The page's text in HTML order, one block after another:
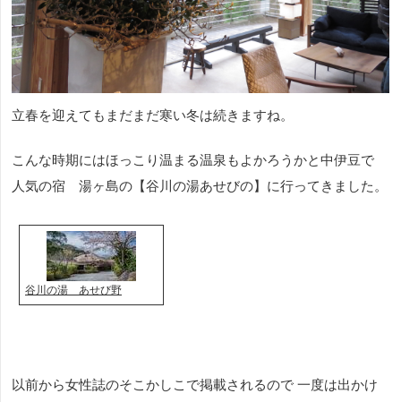
立春を迎えてもまだまだ寒い冬は続きますね。
こんな時期にはほっこり温まる温泉もよかろうかと中伊豆で
人気の宿 湯ヶ島の【谷川の湯あせびの】に行ってきました。
谷川の湯 あせび野
以前から女性誌のそこかしこで掲載されるので 一度は出かけ